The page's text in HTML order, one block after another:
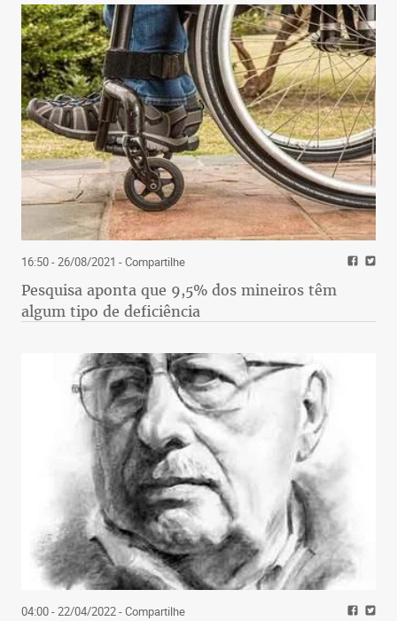
16:50 - 26/08/2021 - Compartilhe
Pesquisa aponta que 9,5% dos mineiros têm
algum tipo de deficiência
04:00 - 22/04/2022- Compartilhe